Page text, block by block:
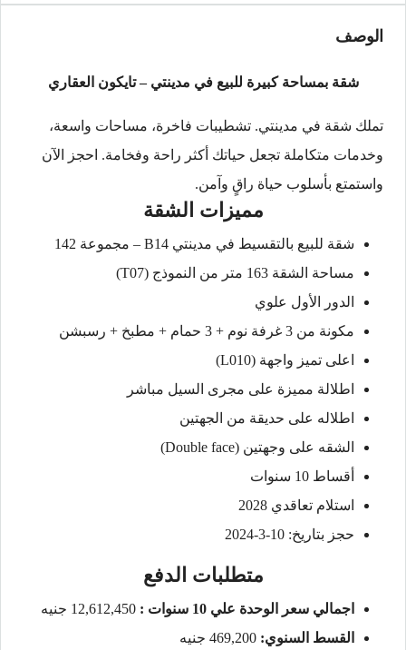
الوصف
شقة بمساحة كبيرة للبيع في مدينتي – تايكون العقاري
تملك شقة في مدينتي. تشطيبات فاخرة، مساحات واسعة،
وخدمات متكاملة تجعل حياتك أكثر راحة وفخامة. احجز الآن
واستمتع بأسلوب حياة راقٍ وآمن.
مميزات الشقة
شقة للبيع بالتقسيط في مدينتي B14 – مجموعة 142
مساحة الشقة 163 متر من النموذج (T07)
الدور الأول علوي
مكونة من 3 غرفة نوم + 3 حمام + مطبخ + رسبشن
اعلى تميز واجهة (L010)
اطلالة مميزة على مجرى السيل مباشر
اطلاله على حديقة من الجهتين
الشقه على وجهتين (Double face)
أقساط 10 سنوات
استلام تعاقدي 2028
حجز بتاريخ: 10-3-2024
متطلبات الدفع
اجمالي سعر الوحدة علي 10 سنوات :
القسط السنوي: